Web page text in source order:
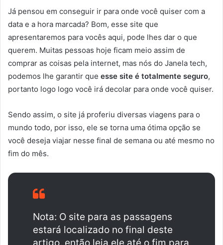
Já pensou em conseguir ir para onde você quiser com a
data e a hora marcada? Bom, esse site que
apresentaremos para vocês aqui, pode lhes dar o que
querem. Muitas pessoas hoje ficam meio assim de
comprar as coisas pela internet, mas nós do Janela tech,
podemos lhe garantir que esse site é totalmente seguro,
portanto logo logo você irá decolar para onde você quiser.
Sendo assim, o site já proferiu diversas viagens para o
mundo todo, por isso, ele se torna uma ótima opção se
você deseja viajar nesse final de semana ou até mesmo no
fim do mês.
Nota: O site para as passagens
estará localizado no final deste
artigo, então leia ele até o fim para